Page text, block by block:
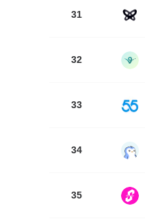
31
32
33
34
35